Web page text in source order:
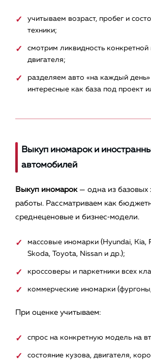
учитываем возраст, пробег и
техники;
смотрим ликвидность
двигателя;
разделяем авто «на каждый
интересные как база под проект
Выкуп иномарок и
автомобилей
Выкуп иномарок— одна из базовых
работы. Рассматриваем как
среднеценовые и бизнес‑модели.
массовые иномарки (Hyundai, Kia,
Skoda, Toyota, Nissan и др.);
кроссоверы и паркетники всех
коммерческие иномарки
При оценке учитываем:
спрос на конкретную модель на
состояние кузова, двигателя,